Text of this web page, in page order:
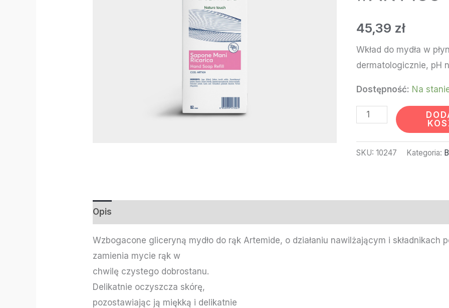
45,39 zł
Wkład do mydła w
dermatologicznie, pH
Dostępność: Na
SKU: 10247 Kategoria:
Opis
Wzbogacone gliceryną mydło do rąk Artemide, o działaniu nawilżającym i składnikach
zamienia mycie rąk w
chwilę czystego dobrostanu.
Delikatnie oczyszcza skórę,
pozostawiając ją miękką i delikatnie